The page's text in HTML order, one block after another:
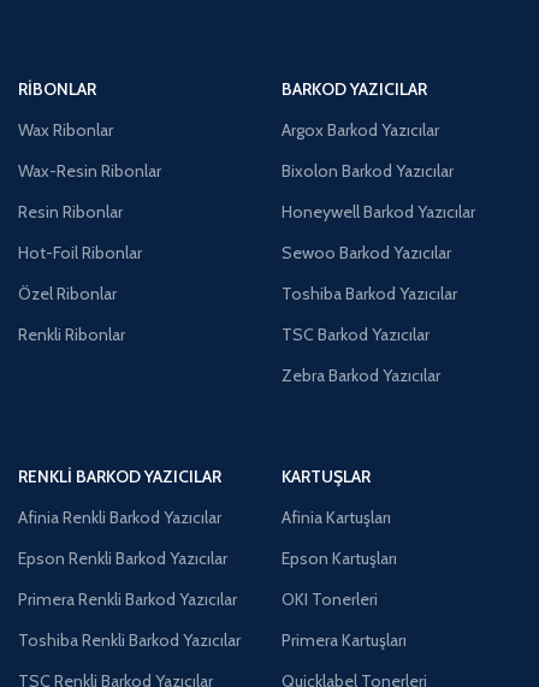
RIBONLAR
Wax Ribonlar
Wax-Resin Ribonlar
Resin Ribonlar
Hot-Foil Ribonlar
Özel Ribonlar
Renkli Ribonlar
BARKOD YAZICILAR
Argox Barkod Yazıcılar
Bixolon Barkod Yazıcılar
Honeywell Barkod Yazıcılar
Sewoo Barkod Yazıcılar
Toshiba Barkod Yazıcılar
TSC Barkod Yazıcılar
Zebra Barkod Yazıcılar
RENKLI BARKOD YAZICILAR
Afinia Renkli Barkod Yazıcılar
Epson Renkli Barkod Yazıcılar
Primera Renkli Barkod Yazıcılar
Toshiba Renkli Barkod Yazıcılar
TSC Renkli Barkod Yazıcılar
KARTUŞLAR
Afinia Kartuşları
Epson Kartuşları
OKI Tonerleri
Primera Kartuşları
Quicklabel Tonerleri